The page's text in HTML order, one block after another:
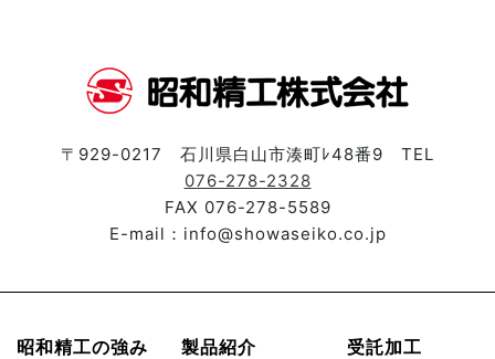
〒929-0217 石川県白山市湊町ﾚ48番9 TEL
076-278-2328
FAX 076-278-5589
E-mail：info@showaseiko.co.jp
昭和精工の強み 製品紹介 受託加工